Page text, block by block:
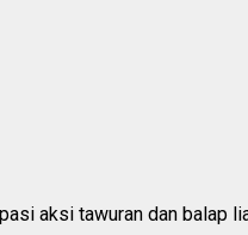
aksi tawuran dan balap